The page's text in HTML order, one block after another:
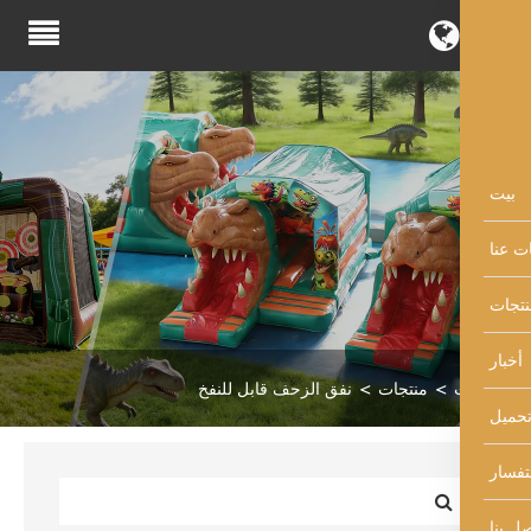
منتجات نفق الزحف قابل للنفخ